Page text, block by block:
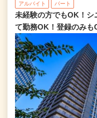
アルバイト パート
未経験の方でもOK！シ
て勤務OK！登録のみも